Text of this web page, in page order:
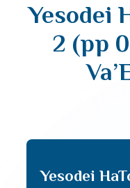
Yesodei
2 (pp
Yesodei